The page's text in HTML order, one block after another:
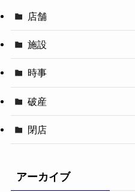
店舗
施設
時事
破産
閉店
アーカイブ